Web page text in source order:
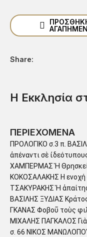
Share:
Η Εκκλησία
ΠΕΡΙΕΧΟΜΕΝΑ
ΠΡΟΛΟΓΙΚΟ σ.3 π.
ἀπέναντι σὲ
ΧΑΜΠΕΡΜΑΣ Ἡ
ΚΟΚΟΣΑΛΑΚΗΣ Η ενοχή
ΤΣΑΚΥΡΑΚΗΣ Ἡ
ΒΑΣΙΛΗΣ ΞΥΔΙΑΣ
ΓΚΑΝΑΣ Φοβοῦ τοὺς
ΜΙΧΑΛΗΣ ΠΑΓΚΑΛΟΣ
σ. 66 ΝΙΚΟΣ